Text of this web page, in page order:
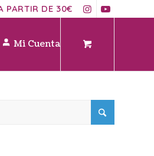
PARTIR DE 30€
Mi Cuenta